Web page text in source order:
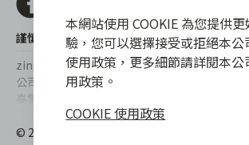
謹慎衡量自身財務狀況，理性理財最安心
zingala銀角零卡/仲信資融沒有代辦公司及代辦
公司合作，更不會要求您提供實體銀行提款卡
高警覺，勿受騙上當！
提醒您，消費前請審慎評估財務狀況，理性理
百分率區間為0%~15.9%，實際費用率，仍以
© 2022 仲信資融股份有限公司 Chailease
本網站使用 COOKIE 為您提供
驗，您可以選擇接受或拒絕本公
使用政策，更多細節請詳閱本公
用政策。
COOKIE 使用政策